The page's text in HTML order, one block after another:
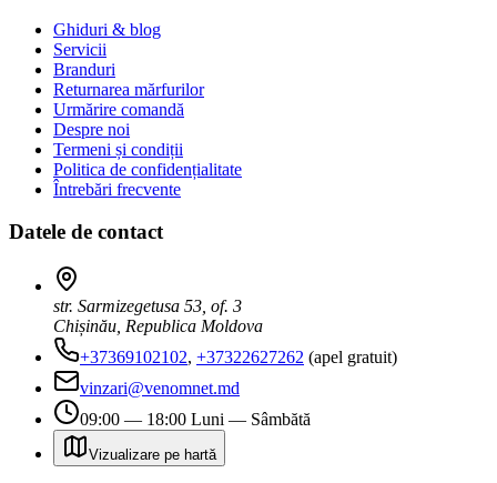
Ghiduri & blog
Servicii
Branduri
Returnarea mărfurilor
Urmărire comandă
Despre noi
Termeni și condiții
Politica de confidențialitate
Întrebări frecvente
Datele de contact
str. Sarmizegetusa 53, of. 3
Chișinău, Republica Moldova
+37369102102, +37322627262 (apel gratuit)
vinzari@venomnet.md
09:00 — 18:00 Luni — Sâmbătă
Vizualizare pe hartă